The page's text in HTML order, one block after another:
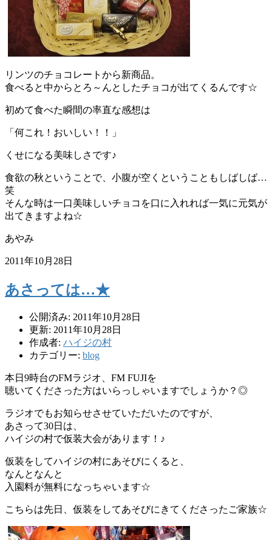
リンツのチョコレートから新商品。
食べると中からとろ～んとしたチョコが出てくるんです☆
初めて食べた瞬間の率直な感想は
「何これ！おいしい！！」
くせになる美味しさです♪
食欲の秋ということで、小腹が空くということもしばしば…
笑
そんな時は一口美味しいチョコを口に入れれば一気に元気が
出てきますよね☆
あやみ
2011年10月28日
あさっては…★
公開済み: 2011年10月28日
更新: 2011年10月28日
作成者: ハイジの村
カテゴリー: blog
本日9時台のFMラジオ、FM FUJIを
聴いてくださった方はいらっしゃいますでしょうか？◎
ラジオでもお知らせさせていただいたのですが、
あさって30日は、
ハイジの村で仮装大会があります！♪
仮装をしてハイジの村にあそびにくると、
なんとなんと
入園料が無料になっちゃいます☆
こちらは先日、仮装をしてあそびにきてくださったご家族☆